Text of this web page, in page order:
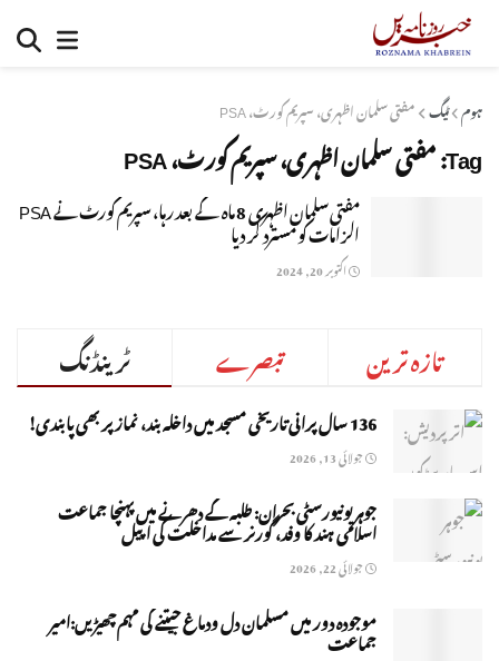
ہوم ٹیگ مفتی سلمان اظہری، سپریم کورٹ، PSA
Tag:مفتی سلمان اظہری، سپریم کورٹ، PSA
مفتی سلمان اظہری 8 ماہ کے بعد رہا، سپریم کورٹ نے PSA
الزامات کو مسترد کر دیا
اکتوبر 20, 2024
ٹرینڈنگ تبصرے تازہ ترین
136 سال پرانی تاریخی مسجد میں داخلہ بند، نماز پر بھی پابندی!
جولائی 13, 2026
جوہر یونیورسٹی بحران: طلبہ کے دھرنے میں پہنچا جماعت
اسلامی ہند کا وفد، گورنر سے مداخلت کی اپیل
جولائی 22, 2026
موجودہ دور میں مسلمان دل ودماغ جیتنے کی مہم چھیڑیں:امیر
جماعت